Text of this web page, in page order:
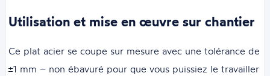
Utilisation et mise en œuvre sur chantier
Ce plat acier se coupe sur mesure avec une tolérance de
±1 mm – non ébavuré pour que vous puissiez le travailler